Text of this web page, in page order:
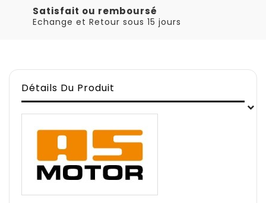
Satisfait ou remboursé
Echange et Retour sous 15 jours
Détails Du Produit